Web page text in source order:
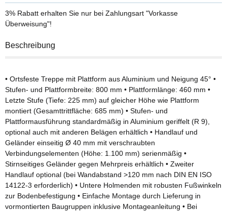
3% Rabatt erhalten Sie nur bei Zahlungsart "Vorkasse
Überweisung"!
Beschreibung
• Ortsfeste Treppe mit Plattform aus Aluminium und Neigung 45° •
Stufen- und Plattformbreite: 800 mm • Plattformlänge: 460 mm •
Letzte Stufe (Tiefe: 225 mm) auf gleicher Höhe wie Plattform
montiert (Gesamttrittfläche: 685 mm) • Stufen- und
Plattformausführung standardmäßig in Aluminium geriffelt (R 9),
optional auch mit anderen Belägen erhältlich • Handlauf und
Geländer einseitig Ø 40 mm mit verschraubten
Verbindungselementen (Höhe: 1.100 mm) serienmäßig •
Stirnseitiges Geländer gegen Mehrpreis erhältlich • Zweiter
Handlauf optional (bei Wandabstand >120 mm nach DIN EN ISO
14122-3 erforderlich) • Untere Holmenden mit robusten Fußwinkeln
zur Bodenbefestigung • Einfache Montage durch Lieferung in
vormontierten Baugruppen inklusive Montageanleitung • Bei